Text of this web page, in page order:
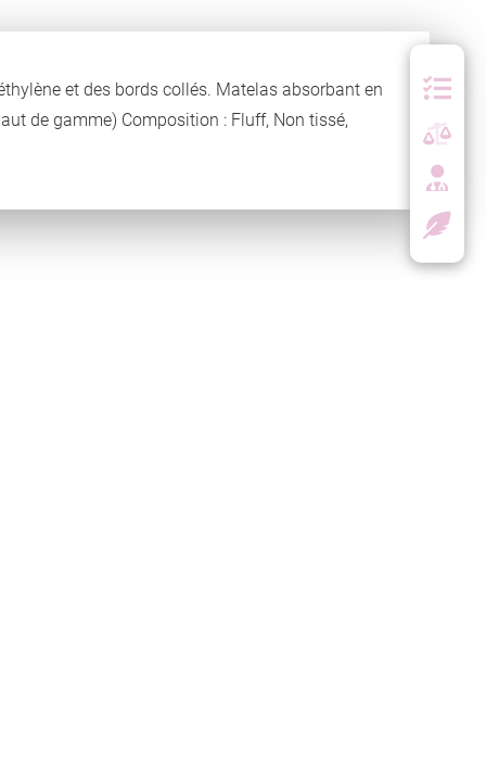
et des bords collés. Matelas absorbant en
de gamme) Composition : Fluff, Non tissé,